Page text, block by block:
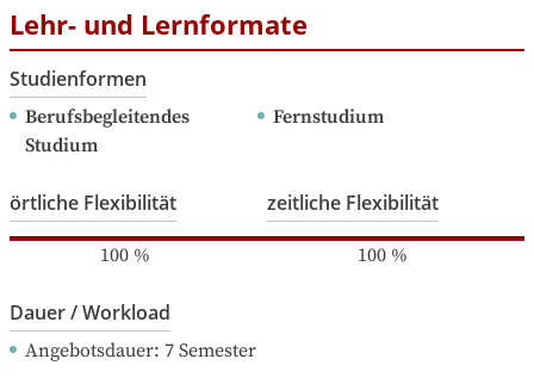
Lehr- und Lernformate
Studienformen
Berufsbegleitendes
Studium
Fernstudium
örtliche Flexibilität
100%
zeitliche Flexibilität
100%
Dauer / Workload
Angebotsdauer: 7 Semester